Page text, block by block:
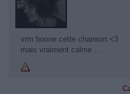
vrm bonne cette chanson <3
mais vraiment calme ...